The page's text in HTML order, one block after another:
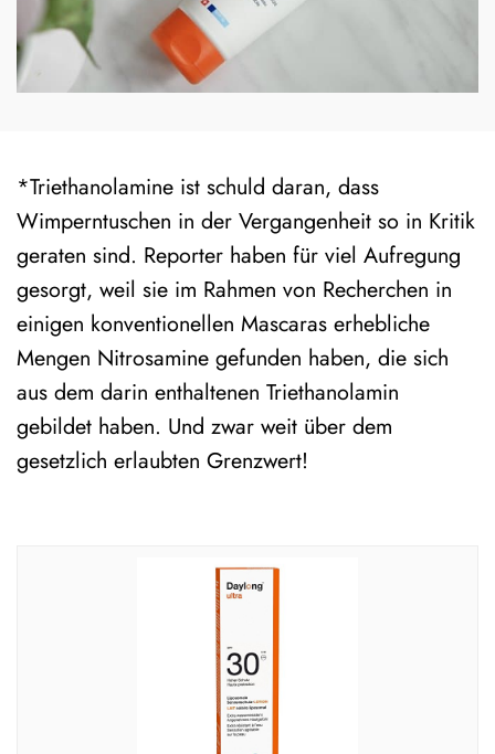
*Triethanolamine ist schuld daran, dass
Wimperntuschen in der Vergangenheit so in Kritik
geraten sind. Reporter haben für viel Aufregung
gesorgt, weil sie im Rahmen von Recherchen in
einigen konventionellen Mascaras erhebliche
Mengen Nitrosamine gefunden haben, die sich
aus dem darin enthaltenen Triethanolamin
gebildet haben. Und zwar weit über dem
gesetzlich erlaubten Grenzwert!